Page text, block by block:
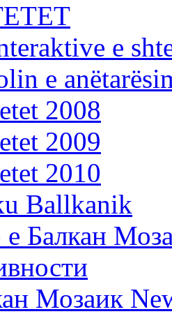
e
e
2008
2009
2010
Ballkanik
Балкан
Мозаик